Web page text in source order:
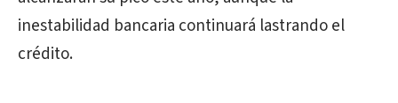
inestabilidad bancaria continuará lastrando el
crédito.